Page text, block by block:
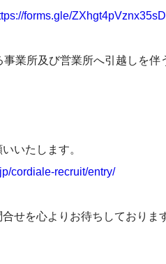
forms.gle/
業所及び営業所へ引越しを
いたします。
cordiale-recruit/entry/
せを心よりお待ちしておりま